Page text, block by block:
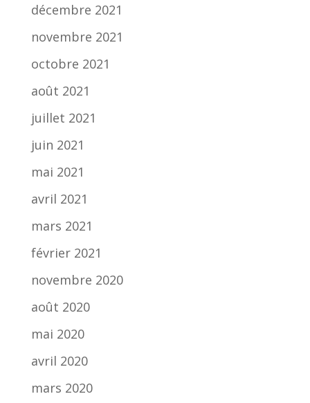
décembre 2021
novembre 2021
octobre 2021
août 2021
juillet 2021
juin 2021
mai 2021
avril 2021
mars 2021
février 2021
novembre 2020
août 2020
mai 2020
avril 2020
mars 2020